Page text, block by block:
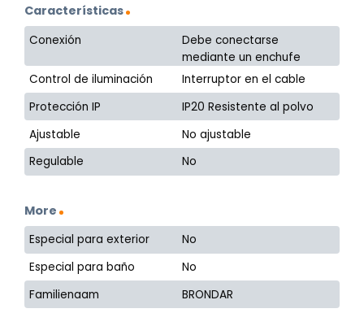
Características
Conexión
Debe conectarse
mediante un enchufe
Control de iluminación
Interruptor en el cable
Protección IP
IP20 Resistente al polvo
Ajustable
No ajustable
Regulable
No
More
Especial para exterior
No
Especial para baño
No
Familienaam
BRONDAR